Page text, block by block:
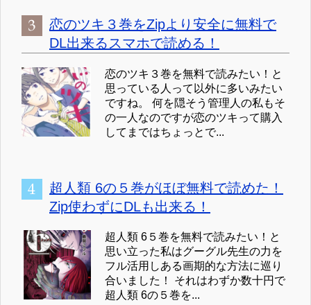
恋のツキ３巻をZipより安全に無料で
DL出来るスマホで読める！
恋のツキ３巻を無料で読みたい！と
思っている人って以外に多いみたい
ですね。 何を隠そう管理人の私もそ
の一人なのですが恋のツキって購入
してまではちょっとで...
超人類 6の５巻がほぼ無料で読めた！
Zip使わずにDLも出来る！
超人類 6５巻を無料で読みたい！と
思い立った私はグーグル先生の力を
フル活用しある画期的な方法に巡り
合いました！ それはわずか数十円で
超人類 6の５巻を...